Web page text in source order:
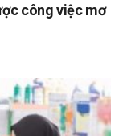
công việc mơ